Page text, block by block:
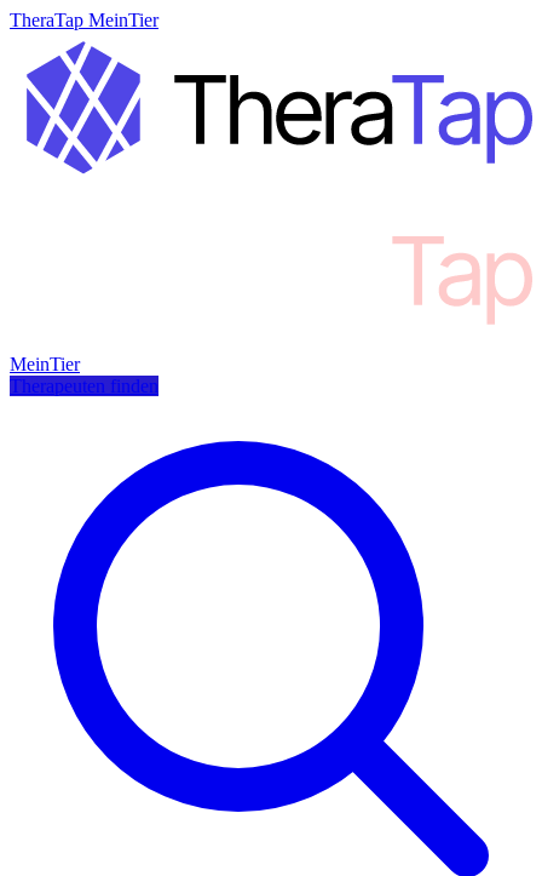
TheraTap MeinTier
MeinTier
Therapeuten finden